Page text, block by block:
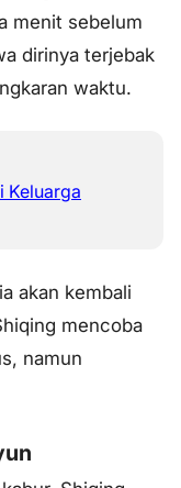
menit sebelum
dirinya terjebak
waktu.
Keluarga
akan kembali
mencoba
namun